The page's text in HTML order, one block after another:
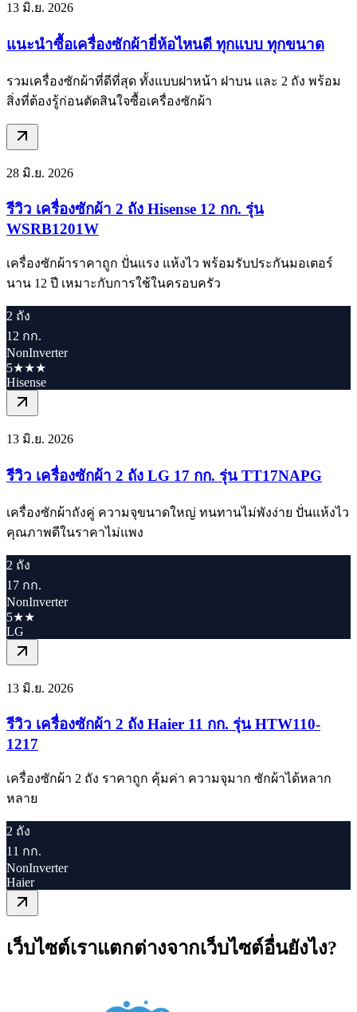
13 มิ.ย. 2026
แนะนำซื้อเครื่องซักผ้ายี่ห้อไหนดี ทุกแบบ ทุกขนาด
รวมเครื่องซักผ้าที่ดีที่สุด ทั้งแบบฝาหน้า ฝาบน และ 2 ถัง พร้อม
สิ่งที่ต้องรู้ก่อนตัดสินใจซื้อเครื่องซักผ้า
28 มิ.ย. 2026
รีวิว เครื่องซักผ้า 2 ถัง Hisense 12 กก. รุ่น
WSRB1201W
เครื่องซักผ้าราคาถูก ปั่นแรง แห้งไว พร้อมรับประกันมอเตอร์
นาน 12 ปี เหมาะกับการใช้ในครอบครัว
2 ถัง
12 กก.
NonInverter
5★★★
Hisense
13 มิ.ย. 2026
รีวิว เครื่องซักผ้า 2 ถัง LG 17 กก. รุ่น TT17NAPG
เครื่องซักผ้าถังคู่ ความจุขนาดใหญ่ ทนทานไม่พังง่าย ปั่นแห้งไว
คุณภาพดีในราคาไม่แพง
2 ถัง
17 กก.
NonInverter
5★★
LG
13 มิ.ย. 2026
รีวิว เครื่องซักผ้า 2 ถัง Haier 11 กก. รุ่น HTW110-
1217
เครื่องซักผ้า 2 ถัง ราคาถูก คุ้มค่า ความจุมาก ซักผ้าได้หลาก
หลาย
2 ถัง
11 กก.
NonInverter
Haier
เว็บไซต์เราแตกต่างจากเว็บไซต์อื่นยังไง?